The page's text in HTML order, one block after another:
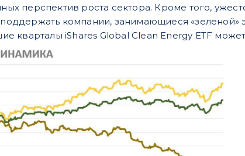
перспектив роста сектора. Кроме того,
компании, занимающиеся «зеленой»
кварталы iShares Global Clean Energy ETF